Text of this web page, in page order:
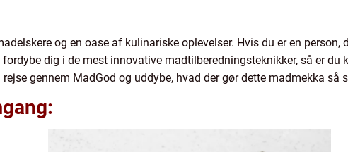
og en oase af kulinariske oplevelser. Hvis du er en
dig i de mest innovative madtilberedningsteknikker, så er du
gennem MadGod og uddybe, hvad der gør dette madmekka så